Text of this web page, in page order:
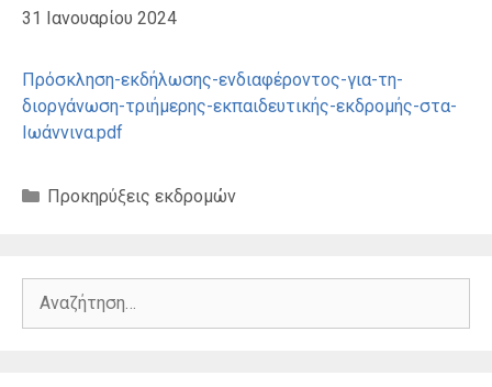
31 Ιανουαρίου 2024
Πρόσκληση-εκδήλωσης-ενδιαφέροντος-για-τη-
διοργάνωση-τριήμερης-εκπαιδευτικής-εκδρομής-στα-
Ιωάννινα.pdf
Κατηγορίες
Προκηρύξεις εκδρομών
Αναζήτηση